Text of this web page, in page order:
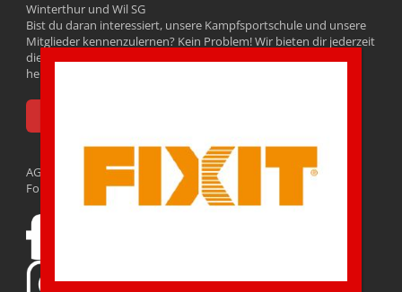
Winterthur und Wil SG
Bist du daran interessiert, unsere Kampfsportschule und unsere
Mitglieder kennenzulernen? Kein Problem! Wir bieten dir jederzeit
die Möglichkeit eines kostenlosen Probetrainings. Buche noch
heute dein kostenloses Probetraining direkt online!
AGB
Follow us